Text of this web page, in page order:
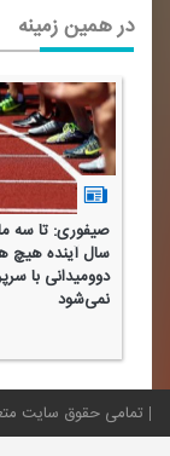
در همین زمینه
صیفوری: تا سه
سال آینده هیچ
دوومیدانی با
نمی‌شود
تمامی حقوق سایت